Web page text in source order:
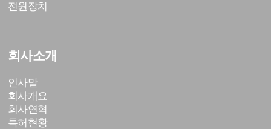
전원장치
회사소개
인사말
회사개요
회사연혁
특허현황